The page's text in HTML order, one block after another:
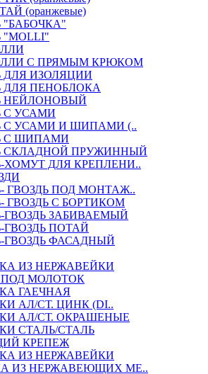
(оранжевые)
"БАБОЧКА"
"МOLLI"
С ПРЯМЫМ КРЮКОМ
ДЛЯ ИЗОЛЯЦИИ
ДЛЯ ПЕНОБЛОКА
НЕЙЛОНОВЫЙ
С УСАМИ
С УСАМИ И ШИПАМИ (..
С ШИПАМИ
СКЛАДНОЙ ПРУЖИННЫЙ
ХОМУТ ДЛЯ КРЕПЛЕНИ..
ГВОЗДЬ ПОД МОНТАЖ..
ГВОЗДЬ С БОРТИКОМ
ГВОЗДЬ ЗАБИВАЕМЫЙ
ГВОЗДЬ ПОТАЙ
ГВОЗДЬ ФАСАДНЫЙ
ИЗ НЕРЖАВЕЙКИ
ПОД МОЛОТОК
ГАЕЧНАЯ
АЛ/СТ. ЦИНК (DI..
АЛ/СТ. ОКРАШЕНЫЕ
СТАЛЬ/СТАЛЬ
КРЕПЕЖ
ИЗ НЕРЖАВЕЙКИ
ИЗ НЕРЖАВЕЮЩИХ МЕ..